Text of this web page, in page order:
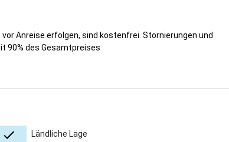
Anreise erfolgen, sind kostenfrei. Stornierungen und
90% des Gesamtpreises
Ländliche Lage